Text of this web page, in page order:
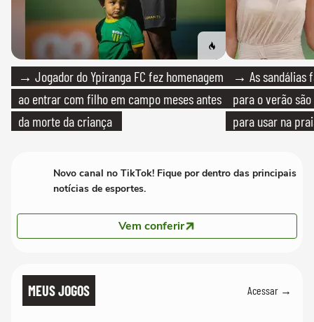
→ Jogador do Ypiranga FC fez homenagem
ao entrar com filho em campo meses antes
da morte da criança
→ As sandálias
para o verão
para usar na
Novo canal no TikTok! Fique por dentro das principais
notícias de esportes.
Vem conferir
MEUS JOGOS Acessar →